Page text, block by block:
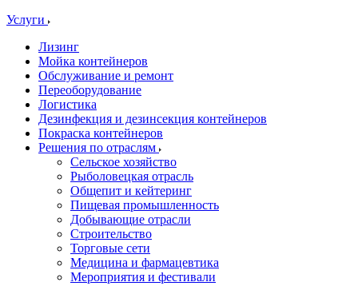
Услуги
Лизинг
Мойка контейнеров
Обслуживание и ремонт
Переоборудование
Логистика
Дезинфекция и дезинсекция контейнеров
Покраска контейнеров
Решения по отраслям
Сельское хозяйство
Рыболовецкая отрасль
Общепит и кейтеринг
Пищевая промышленность
Добывающие отрасли
Строительство
Торговые сети
Медицина и фармацевтика
Мероприятия и фестивали